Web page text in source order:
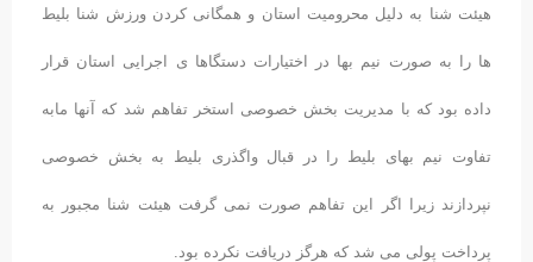
هیئت شنا به دلیل محرومیت استان و همگانی کردن ورزش شنا بلیط
ها را به صورت نیم بها در اختیارات دستگاها ی اجرایی استان قرار
داده بود که با مدیریت بخش خصوصی استخر تفاهم شد که آنها مابه
تفاوت نیم بهای بلیط را در قبال واگذری بلیط به بخش خصوصی
نپردازند زیرا اگر این تفاهم صورت نمی گرفت هیئت شنا مجبور به
پرداخت پولی می شد که هرگز دریافت نکرده بود.